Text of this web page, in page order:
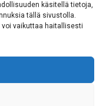
käsitellä tietoja,
tällä sivustolla.
vaikuttaa haitallisesti